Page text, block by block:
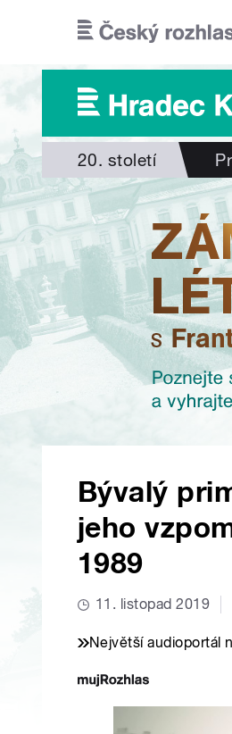
20. století
Bývalý
jeho
1989
11. listopad 2019
Největší audioportál